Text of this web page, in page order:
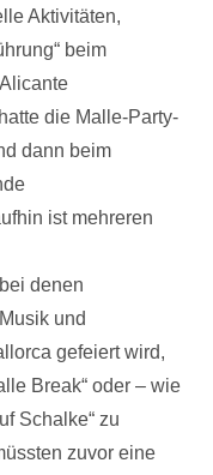
Aktivitäten,
beim
die Malle-Party-
dann beim
ist mehreren
denen
und
gefeiert wird,
Break“ oder – wie
Schalke“ zu
zuvor eine